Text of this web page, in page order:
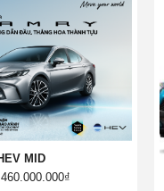
MID